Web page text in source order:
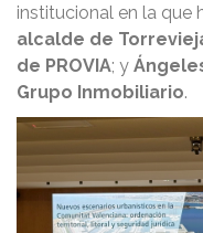
institucional en la que
alcalde de
de PROVIA; y
Grupo Inmobiliario.